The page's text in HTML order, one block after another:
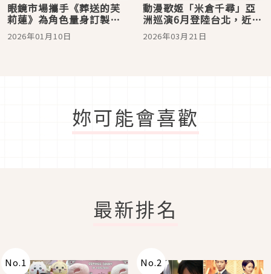
眼鏡市場攜手《葬送的芙
莉蓮》為角色量身訂製鏡
款，邀粉絲進入魔法想像
「視」界
2026年01月10日
動漫歌姬「米倉千尋」亞
洲巡演6月登陸台北，近距
離感受《機動戰士鋼彈》
名曲震撼！
2026年03月21日
妳可能會喜歡
最新排名
No.1 No.2